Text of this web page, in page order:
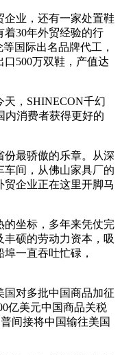
业，还有一家处置鞋
30年外贸经验的行
国际出名品牌代工，
500万双鞋，产值达
，SHINECON千幻
内消费者获得更好的
最骄傲的乐章。从深
间，从佛山家具厂的
企业正在这里开脚马
坐标，多年来凭仗完
硕的劳动力资本，吸
一直吞吐忙碌，
对多批中国商品加征
亿美元中国商品关税
间接将中国输往美国